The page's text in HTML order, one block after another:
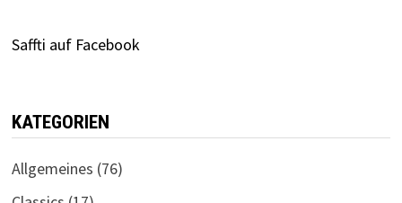
Saffti auf Facebook
KATEGORIEN
Allgemeines (76)